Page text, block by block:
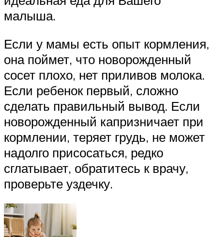
малыша.
Если у мамы есть опыт кормления,
она поймет, что новорожденный
сосет плохо, нет приливов молока.
Если ребенок первый, сложно
сделать правильный вывод. Если
новорожденный капризничает при
кормлении, теряет грудь, не может
надолго присосаться, редко
сглатывает, обратитесь к врачу,
проверьте уздечку.